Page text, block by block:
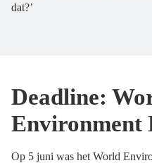
dat?’
Deadline:
Environment
Op 5 juni was het World